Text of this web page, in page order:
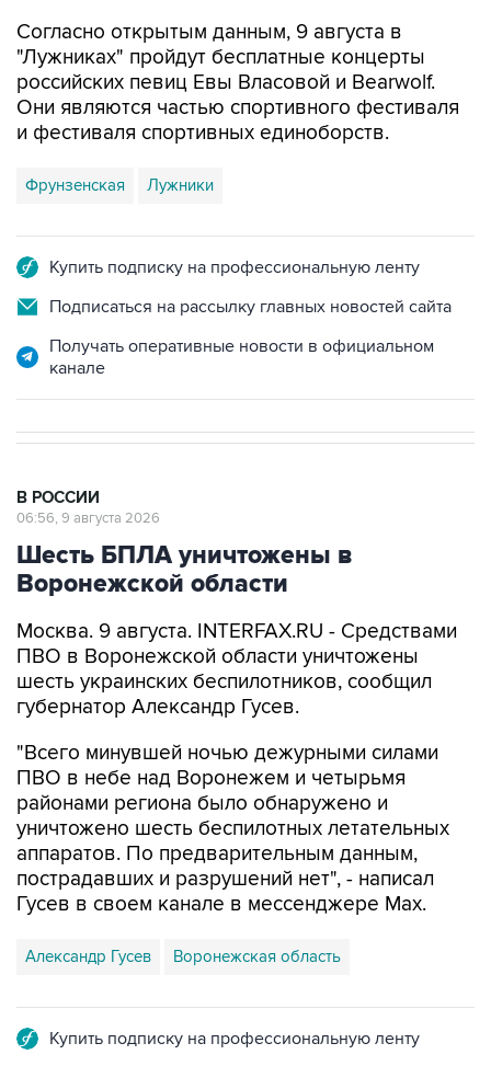
Согласно открытым данным, 9 августа в
"Лужниках" пройдут бесплатные концерты
российских певиц Евы Власовой и Bearwolf.
Они являются частью спортивного фестиваля
и фестиваля спортивных единоборств.
Фрунзенская Лужники
Купить подписку на профессиональную ленту
Подписаться на рассылку главных новостей сайта
Получать оперативные новости в официальном
канале
В РОССИИ
06:56, 9 августа 2026
Шесть БПЛА уничтожены в
Воронежской области
Москва. 9 августа. INTERFAX.RU - Средствами
ПВО в Воронежской области уничтожены
шесть украинских беспилотников, сообщил
губернатор Александр Гусев.
"Всего минувшей ночью дежурными силами
ПВО в небе над Воронежем и четырьмя
районами региона было обнаружено и
уничтожено шесть беспилотных летательных
аппаратов. По предварительным данным,
пострадавших и разрушений нет", - написал
Гусев в своем канале в мессенджере Max.
Александр Гусев Воронежская область
Купить подписку на профессиональную ленту